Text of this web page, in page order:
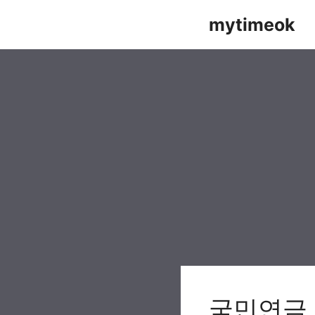
mytimeok
국민연금